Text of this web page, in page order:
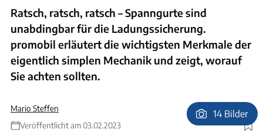
Ratsch, ratsch, ratsch – Spanngurte sind
unabdingbar für die Ladungssicherung.
promobil erläutert die wichtigsten Merkmale der
eigentlich simplen Mechanik und zeigt, worauf
Sie achten sollten.
Mario Steffen
Veröffentlicht am 03.02.2023
Foto: Jonas Jorek
14 Bilder